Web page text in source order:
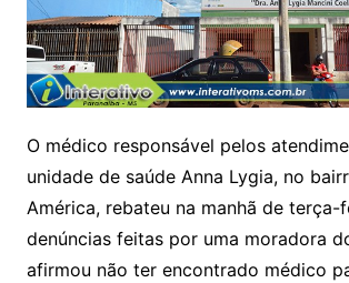
O médico responsável pelos
unidade de saúde Anna Lygia, no
América, rebateu na manhã de terça-
denúncias feitas por uma moradora
afirmou não ter encontrado médico